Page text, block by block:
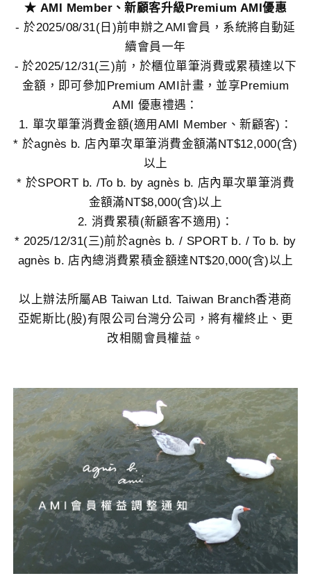
★ AMI Member、新顧客升級Premium AMI優惠
- 於2025/08/31(日)前申辦之AMI會員，系統將自動延
續會員一年
- 於2025/12/31(三)前，於櫃位單筆消費或累積達以下
金額，即可參加Premium AMI計畫，並享Premium
AMI 優惠禮遇：
1. 單次單筆消費金額(適用AMI Member、新顧客)：
* 於agnès b. 店內單次單筆消費金額滿NT$12,000(含)
以上
* 於SPORT b. /To b. by agnès b. 店內單次單筆消費
金額滿NT$8,000(含)以上
2. 消費累積(新顧客不適用)：
* 2025/12/31(三)前於agnès b. / SPORT b. / To b. by
agnès b. 店內總消費累積金額達NT$20,000(含)以上
以上辦法所屬AB Taiwan Ltd. Taiwan Branch香港商
亞妮斯比(股)有限公司台灣分公司，將有權終止、更
改相關會員權益。